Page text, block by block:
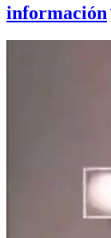
información